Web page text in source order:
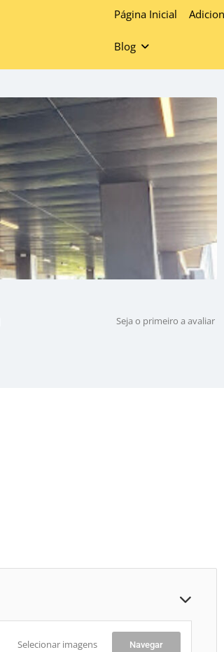
Página Inicial
Blog
Seja o primeiro a avaliar
Selecionar imagens Navegar